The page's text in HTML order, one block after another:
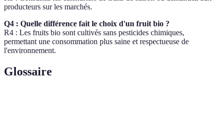
producteurs sur les marchés.
Q4 : Quelle différence fait le choix d'un fruit bio ?
R4 : Les fruits bio sont cultivés sans pesticides chimiques,
permettant une consommation plus saine et respectueuse de
l'environnement.
Glossaire